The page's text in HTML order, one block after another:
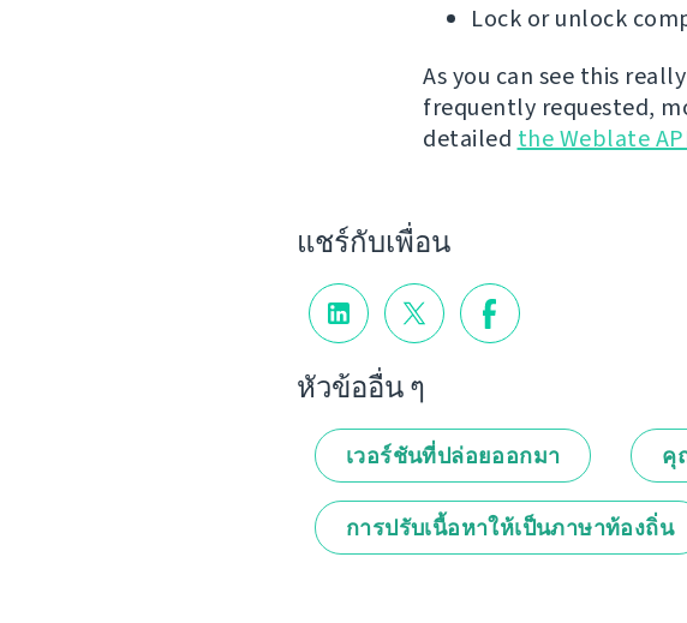
Lock or unlock
As you can see this
frequently requested,
detailed the Weblate
แชร์กับเพื่อน
หัวข้ออื่น ๆ
เวอร์ชันที่ปล่อยออกมา คุ
การปรับเนื้อหาให้เป็นภาษาท้องถิ่น